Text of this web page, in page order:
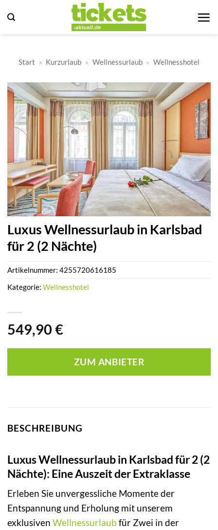
Inhalt
Start » Kurzurlaub » Wellnessurlaub » Wellnesshotel
Luxus Wellnessurlaub in Karlsbad
für 2 (2 Nächte)
549,90 €
ZUM ANBIETER
Artikelnummer: 4255720616185
Kategorie: Wellnesshotel
BESCHREIBUNG
Luxus Wellnessurlaub in Karlsbad für 2 (2
Nächte): Eine Auszeit der Extraklasse
Erleben Sie unvergessliche Momente der
Entspannung und Erholung mit unserem
exklusiven Wellnessurlaub für Zwei in der